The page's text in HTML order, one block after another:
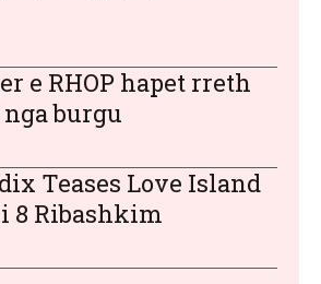
e RHOP hapet rreth
burgu
Teases Love Island
8 Ribashkim